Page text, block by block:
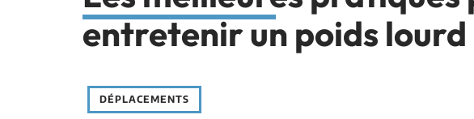
entretenir un poids lourd
DÉPLACEMENTS